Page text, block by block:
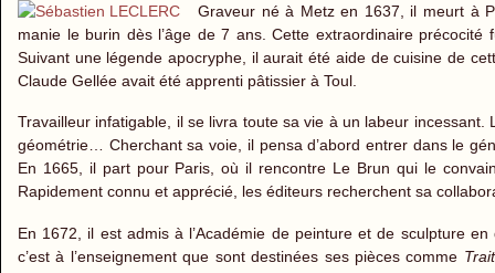
Graveur né à Metz en 1637, il meurt à
manie le burin dès l’âge de 7 ans. Cette extraordinaire
Suivant une légende apocryphe, il aurait été aide de cuisine de
Claude Gellée avait été apprenti pâtissier à Toul.
Travailleur infatigable, il se livra toute sa vie à un labeur incessant.
géométrie… Cherchant sa voie, il pensa d’abord entrer dans le
En 1665, il part pour Paris, où il rencontre Le Brun qui le
Rapidement connu et apprécié, les éditeurs recherchent sa
En 1672, il est admis à l’Académie de peinture et de sculpture
c’est à l’enseignement que sont destinées ses pièces comme